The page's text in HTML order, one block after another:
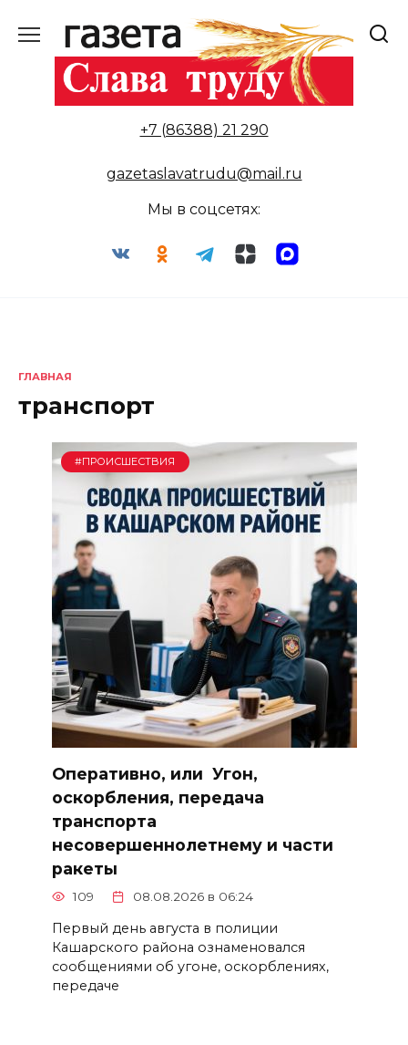
содержанию
+7 (86388) 21 290
gazetaslavatrudu@mail.ru
Мы в соцсетях:
ГЛАВНАЯ
транспорт
#ПРОИСШЕСТВИЯ
Оперативно, или Угон,
оскорбления, передача
транспорта
несовершеннолетнему и части
ракеты
109 08.08.2026 в 06:24
Первый день августа в полиции
Кашарского района ознаменовался
сообщениями об угоне, оскорблениях,
передаче